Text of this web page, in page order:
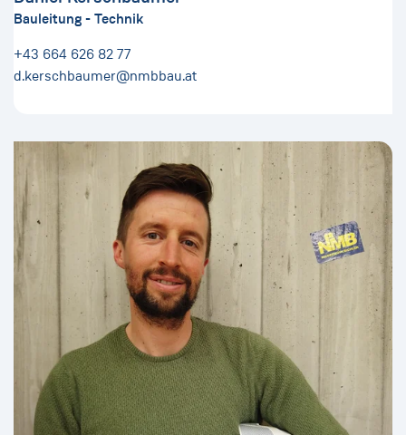
Bauleitung - Technik
+43 664 626 82 77
d.kerschbaumer@nmbbau.at